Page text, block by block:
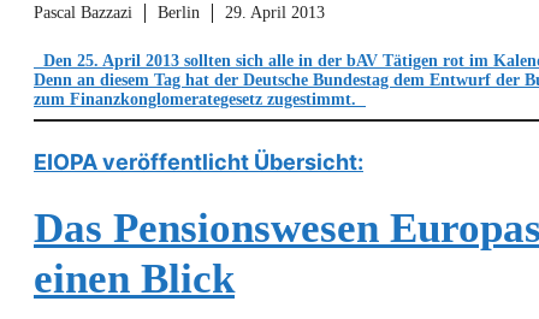
Pascal Bazzazi Berlin 29. April 2013
Den 25. April 2013 sollten sich alle in der bAV Tätigen rot im
Denn an diesem Tag hat der Deutsche Bundestag dem Entwurf der
zum Finanzkonglomerategesetz zugestimmt.
EIOPA veröffentlicht Übersicht:
Das Pensionswesen
einen Blick